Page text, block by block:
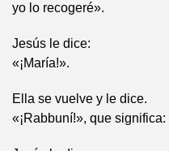
yo lo recogeré».
Jesús le dice:
«¡María!».
Ella se vuelve y le dice.
«¡Rabbuní!», que significa: